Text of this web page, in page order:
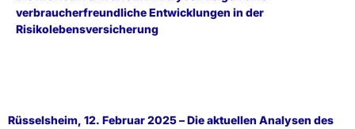
verbraucherfreundliche Entwicklungen in der
Risikolebensversicherung
Rüsselsheim, 12. Februar 2025 – Die aktuellen Analysen des